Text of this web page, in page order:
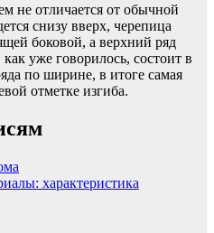
не отличается от обычной
снизу вверх, черепица
боковой, а верхний ряд
уже говорилось, состоит в
по ширине, в итоге самая
отметке изгиба.
характеристика